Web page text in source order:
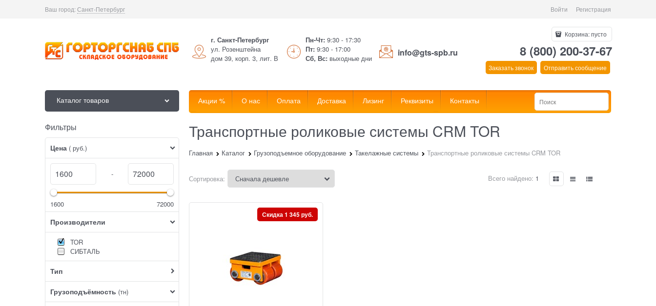
Ваш город:Санкт-Петербург Войти Регистрация
г. Санкт-Петербург
ул. Розенштейна
дом 39, корп. 3, лит. В
Пн-Чт: 9:30 - 17:30
Пт: 9:30 - 17:00
Сб, Вс: выходные дни
info@gts-spb.ru
Корзина:пусто
8 (800) 200-37-67
Заказать звонок Отправить сообщение
Каталог товаров Акции % О нас Оплата Доставка Лизинг Реквизиты Контакты
Фильтры
Цена ( руб.)
-
1600 72000
Производители
TOR
СИБТАЛЬ
Тип
Грузоподъёмность (тн)
Найдено товаров: Транспортные роликовые системы CRM TOR
Главная Каталог Грузоподъемное оборудование Такелажные системы Транспортные роликовые системы CRM TOR
Сортировка: Всего найдено: 1
Скидка 1 345 руб.